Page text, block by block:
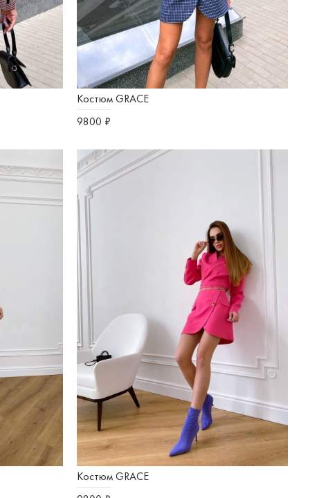
Костюм GRACE
9800 ₽
Костюм GRACE